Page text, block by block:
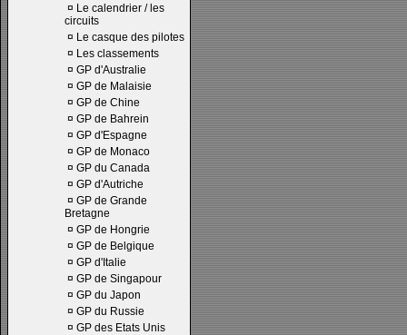
¤ Le calendrier / les
circuits
¤ Le casque des pilotes
¤ Les classements
¤ GP d'Australie
¤ GP de Malaisie
¤ GP de Chine
¤ GP de Bahrein
¤ GP d'Espagne
¤ GP de Monaco
¤ GP du Canada
¤ GP d'Autriche
¤ GP de Grande
Bretagne
¤ GP de Hongrie
¤ GP de Belgique
¤ GP d'Italie
¤ GP de Singapour
¤ GP du Japon
¤ GP du Russie
¤ GP des Etats Unis